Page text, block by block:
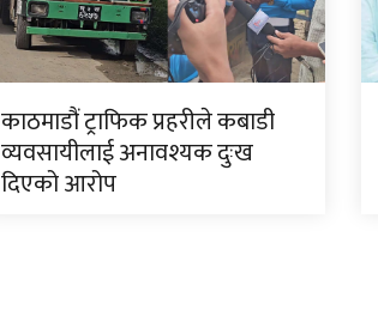
काठमाडौं ट्राफिक प्रहरीले कबाडी
व्यवसायीलाई अनावश्यक दुःख
दिएको आरोप